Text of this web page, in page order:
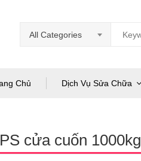
All Categories
Chủ Dịch Vụ Sửa Chữa
cửa cuốn 1000kg